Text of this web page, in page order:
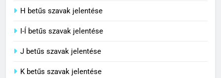
5
Célkitűzés jelentése
C BETŰS SZAVAK JELENTÉSE
H betűs szavak jelentése
I-Í betűs szavak jelentése
J betűs szavak jelentése
K betűs szavak jelentése